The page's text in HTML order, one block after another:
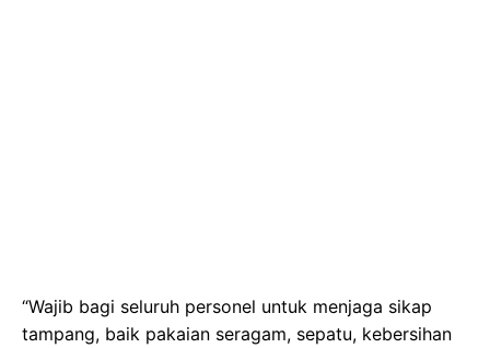
“Wajib bagi seluruh personel untuk menjaga sikap
tampang, baik pakaian seragam, sepatu, kebersihan